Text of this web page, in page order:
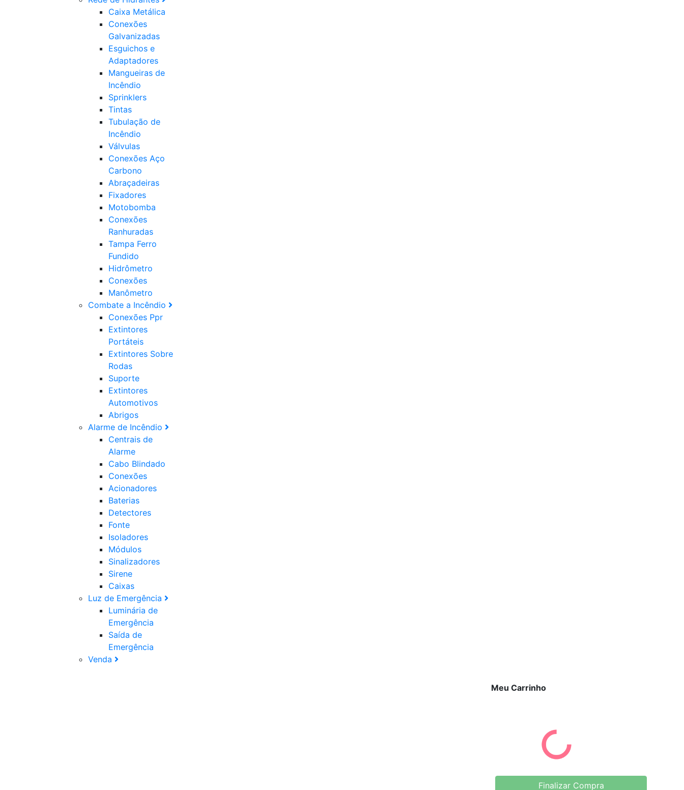
Caixa Metálica
Conexões
Galvanizadas
Esguichos e
Adaptadores
Mangueiras de
Incêndio
Sprinklers
Tintas
Tubulação de
Incêndio
Válvulas
Conexões Aço
Carbono
Abraçadeiras
Fixadores
Motobomba
Conexões
Ranhuradas
Tampa Ferro
Fundido
Hidrômetro
Conexões
Manômetro
Combate a Incêndio
Conexões Ppr
Extintores
Portáteis
Extintores Sobre
Rodas
Suporte
Extintores
Automotivos
Abrigos
Alarme de Incêndio
Centrais de
Alarme
Cabo Blindado
Conexões
Acionadores
Baterias
Detectores
Fonte
Isoladores
Módulos
Sinalizadores
Sirene
Caixas
Luz de Emergência
Luminária de
Emergência
Saída de
Emergência
Venda
Meu Carrinho
Finalizar Compra